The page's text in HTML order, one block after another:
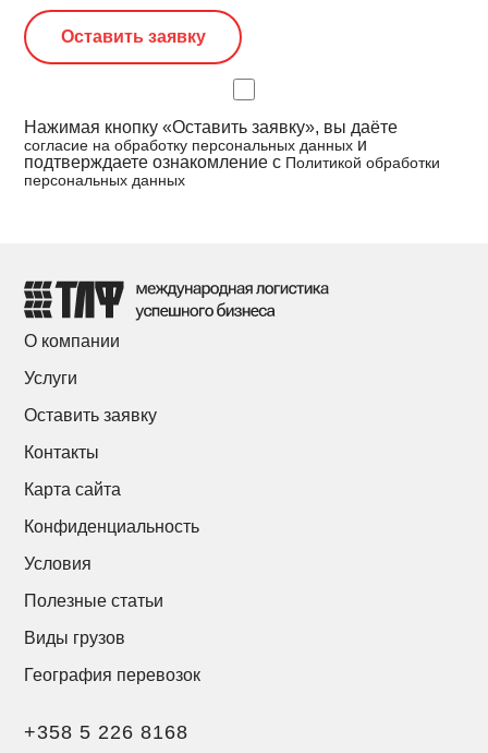
Нажимая кнопку «Оставить заявку», вы даёте
согласие на обработку персональных данных и
подтверждаете ознакомление с Политикой обработки
персональных данных
О компании
Услуги
Оставить заявку
Контакты
Карта сайта
Конфиденциальность
Условия
Полезные статьи
Виды грузов
География перевозок
+358 5 226 8168